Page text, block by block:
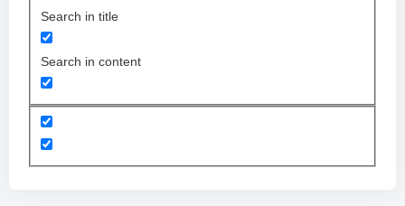
Search in title
Search in content